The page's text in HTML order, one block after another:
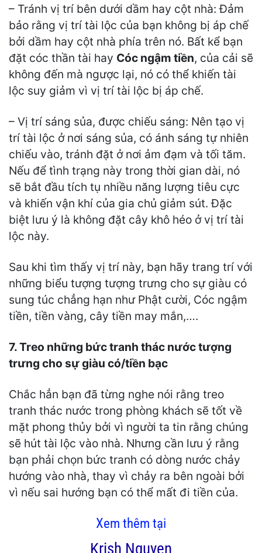
– Tránh vị trí bên dưới dầm hay cột nhà: Đảm
bảo rằng vị trí tài lộc của bạn không bị áp chế
bởi dầm hay cột nhà phía trên nó. Bất kể bạn
đặt cóc thần tài hay Cóc ngậm tiền, của cải sẽ
không đến mà ngược lại, nó có thể khiến tài
lộc suy giảm vì vị trí tài lộc bị áp chế.
– Vị trí sáng sủa, được chiếu sáng: Nên tạo vị
trí tài lộc ở nơi sáng sủa, có ánh sáng tự nhiên
chiếu vào, tránh đặt ở nơi ảm đạm và tối tăm.
Nếu để tình trạng này trong thời gian dài, nó
sẽ bắt đầu tích tụ nhiều năng lượng tiêu cực
và khiến vận khí của gia chủ giảm sút. Đặc
biệt lưu ý là không đặt cây khô héo ở vị trí tài
lộc này.
Sau khi tìm thấy vị trí này, bạn hãy trang trí với
những biểu tượng tượng trưng cho sự giàu có
sung túc chẳng hạn như Phật cười, Cóc ngậm
tiền, tiền vàng, cây tiền may mắn,….
7. Treo những bức tranh thác nước tượng
trưng cho sự giàu có/tiền bạc
Chắc hẳn bạn đã từng nghe nói rằng treo
tranh thác nước trong phòng khách sẽ tốt về
mặt phong thủy bởi vì người ta tin rằng chúng
sẽ hút tài lộc vào nhà. Nhưng cần lưu ý rằng
bạn phải chọn bức tranh có dòng nước chảy
hướng vào nhà, thay vì chảy ra bên ngoài bởi
vì nếu sai hướng bạn có thể mất đi tiền của.
Xem thêm tại
Krish Nguyen